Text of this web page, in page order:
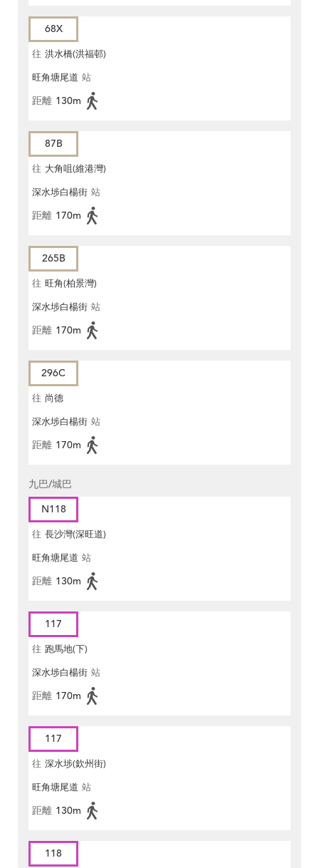
68X
往 洪水橋(洪福邨)
旺角塘尾道 站
距離 130m
87B
往 大角咀(維港灣)
深水埗白楊街 站
距離 170m
265B
往 旺角(柏景灣)
深水埗白楊街 站
距離 170m
296C
往 尚德
深水埗白楊街 站
距離 170m
九巴/城巴
N118
往 長沙灣(深旺道)
旺角塘尾道 站
距離 130m
117
往 跑馬地(下)
深水埗白楊街 站
距離 170m
117
往 深水埗(欽州街)
旺角塘尾道 站
距離 130m
118